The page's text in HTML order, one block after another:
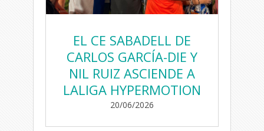
EL CE SABADELL DE
CARLOS GARCÍA-DIE Y
NIL RUIZ ASCIENDE A
LALIGA HYPERMOTION
20/06/2026